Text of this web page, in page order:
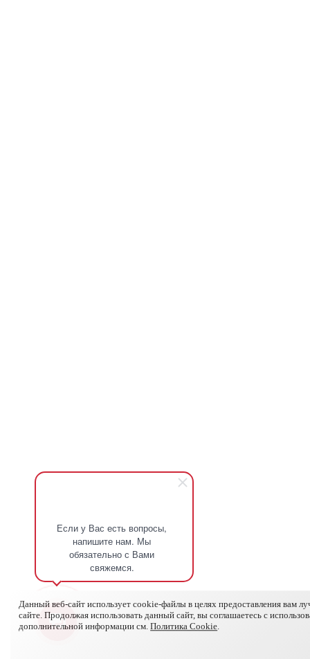
Если у Вас есть вопросы,
напишите нам. Мы
обязательно с Вами
свяжемся.
Данный веб-сайт использует cookie-файлы в целях предоставления вам
сайте. Продолжая использовать данный сайт, вы соглашаетесь с
дополнительной информации см.Политика Cookie.